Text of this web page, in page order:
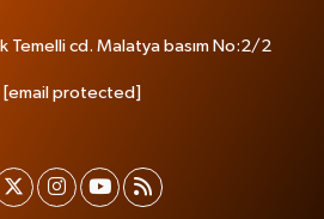
Temelli cd. Malatya basım No:2/2
[email protected]